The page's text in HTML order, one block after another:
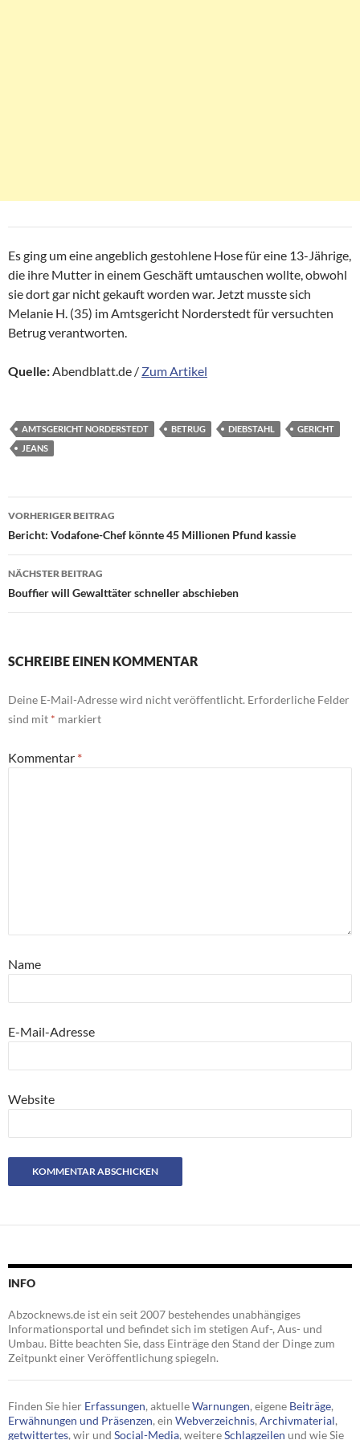
Es ging um eine angeblich gestohlene Hose für eine 13-Jährige,
die ihre Mutter in einem Geschäft umtauschen wollte, obwohl
sie dort gar nicht gekauft worden war. Jetzt musste sich
Melanie H. (35) im Amtsgericht Norderstedt für versuchten
Betrug verantworten.
Quelle:Abendblatt.de / Zum Artikel
AMTSGERICHT NORDERSTEDT BETRUG DIEBSTAHL
GERICHT
JEANS
Beitragsnavigation
VORHERIGER BEITRAG
Bericht: Vodafone-Chef könnte 45 Millionen Pfund kassie
NÄCHSTER BEITRAG
Bouffier will Gewalttäter schneller abschieben
SCHREIBE EINEN KOMMENTAR
Deine E-Mail-Adresse wird nicht veröffentlicht. Erforderliche Felder
sind mit * markiert
Kommentar *
Name
E-Mail-Adresse
Website
INFO
Abzocknews.de ist ein seit 2007 bestehendes unabhängiges
Informationsportal und befindet sich im stetigen Auf-, Aus- und
Umbau. Bitte beachten Sie, dass Einträge den Stand der Dinge zum
Zeitpunkt einer Veröffentlichung spiegeln.
Finden Sie hier Erfassungen, aktuelleWarnungen, eigene Beiträge,
Erwähnungen und Präsenzen, ein Webverzeichnis, Archivmaterial,
getwittertes, wir und Social-Media, weitereSchlagzeilen und wie Sie